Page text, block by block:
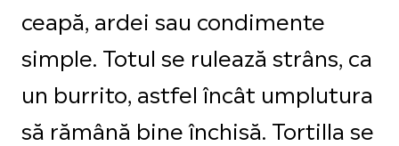
ceapă, ardei sau condimente
simple. Totul se rulează strâns, ca
un burrito, astfel încât umplutura
să rămână bine închisă. Tortilla se